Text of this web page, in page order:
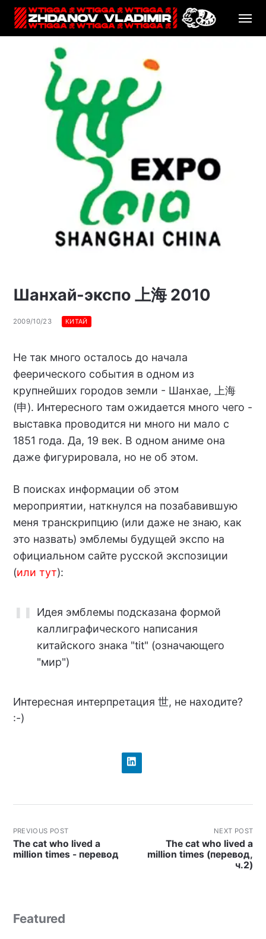
Шанхай-экспо 上海 2010
2009/10/23 КИТАЙ
Не так много осталось до начала
феерического события в одном из
крупнейших городов земли - Шанхае, 上海
(申). Интересного там ожидается много чего -
выставка проводится ни много ни мало с
1851 года. Да, 19 век. В одном аниме она
даже фигурировала, но не об этом.
В поисках информации об этом
мероприятии, наткнулся на позабавившую
меня транскрипцию (или даже не знаю, как
это назвать) эмблемы будущей экспо на
официальном сайте русской экспозиции
(или тут):
Идея эмблемы подсказана формой
каллиграфического написания
китайского знака "tit" (означающего
"мир")
Интересная интерпретация 世, не находите?
:-)
PREVIOUS POST
The cat who lived a
million times - перевод
NEXT POST
The cat who lived a
million times (перевод,
ч.2)
Featured